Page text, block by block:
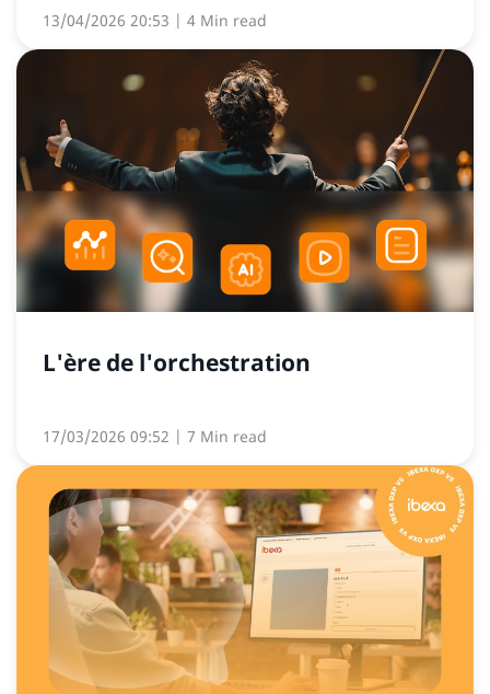
13/04/2026 20:53 | 4 Min read
L'ère de l'orchestration
17/03/2026 09:52 | 7 Min read